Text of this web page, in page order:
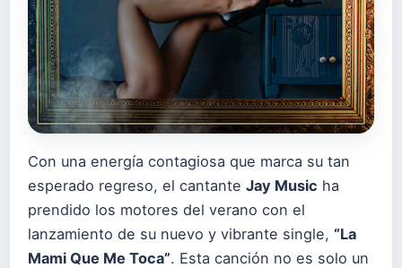
Con una energía contagiosa que marca su tan
esperado regreso, el cantante Jay Music ha
prendido los motores del verano con el
lanzamiento de su nuevo y vibrante single, “La
Mami Que Me Toca”. Esta canción no es solo un